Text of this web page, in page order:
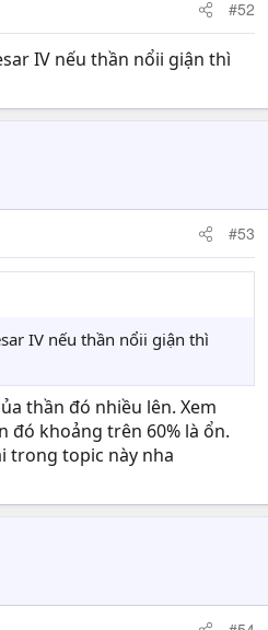
#52
IV nếu thần nổii giận thì
#53
IV nếu thần nổii giận thì
thần đó nhiều lên. Xem
đó khoảng trên 60% là ổn.
trong topic này nha